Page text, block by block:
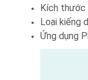
Kích thước
Loại kiếng
Ứng dụng